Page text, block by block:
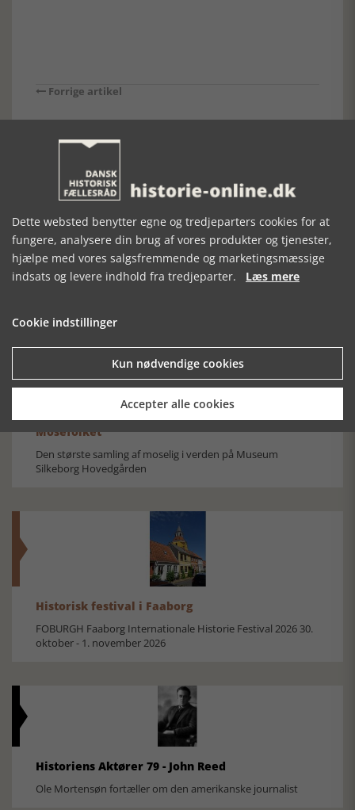
Forrige artikel
SE RELATEREDE ARTIKLER
SOMMERLIV
VED
VESTKYSTEN
BOGENSESLAGTERENLANGELAND
UNDER
BESÆTTELSEN
Mosefolket
Den største samling af moselig i verden på Museum
Silkeborg Hovedgården
Historisk festival i Faaborg
FOBURGH Faaborg Internationale Historie Festival 2026 30.
oktober - 1. november 2026
Historiens Aktører 79 - John Reed
Ole Mortensøn fortæller om den amerikanske journalist
Dette websted benytter egne og tredjeparters cookies for at
fungere, analysere din brug af vores produkter og tjenester,
hjælpe med vores salgsfremmende og marketingsmæssige
indsats og levere indhold fra tredjeparter. Læs mere
Cookie indstillinger
Kun nødvendige cookies
Accepter alle cookies